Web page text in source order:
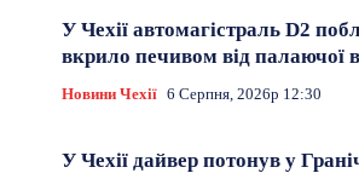
У Чехії автомагістраль D2
вкрило печивом від палаючої
Новини Чехії 6 Серпня, 2026р 12:30
У Чехії дайвер потонув у